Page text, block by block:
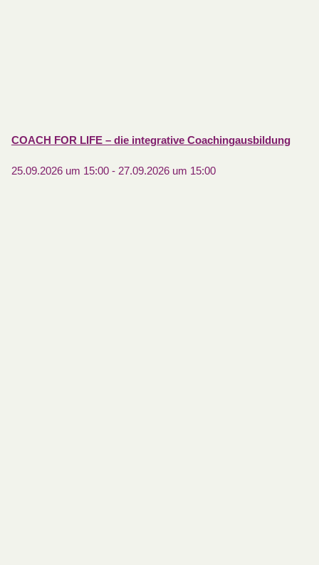
COACH FOR LIFE – die integrative Coachingausbildung
25.09.2026 um 15:00- 27.09.2026 um 15:00